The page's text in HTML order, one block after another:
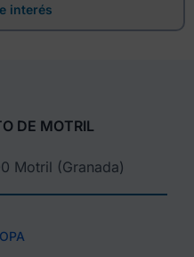
interés
DE MOTRIL
Motril (Granada)​